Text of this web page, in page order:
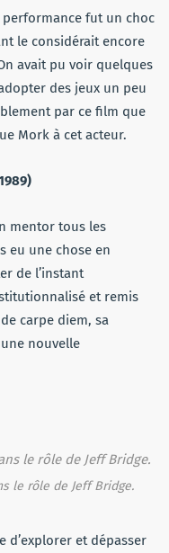
fut un choc
le considérait encore
avait pu voir quelques
des jeux un peu
par ce film que
Mork à cet acteur.
mentor tous les
eu une chose en
de l’instant
et remis
carpe diem, sa
nouvelle
le rôle de Jeff Bridge.
d’explorer et dépasser